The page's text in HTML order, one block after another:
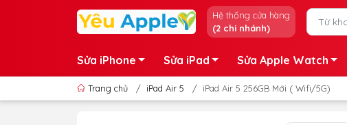
Hệ thống cửa hàng
(2 chi nhánh)
Sửa iPhone Sửa iPad Sửa Apple Watch
Trang chủ / iPad Air 5 / iPad Air 5 256GB Mới ( Wifi/5G)